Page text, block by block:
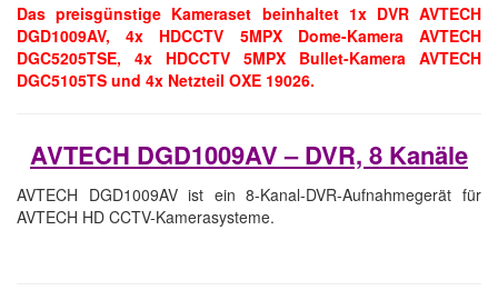
Das preisgünstige Kameraset beinhaltet 1x DVR AVTECH
DGD1009AV, 4x HDCCTV 5MPX Dome-Kamera AVTECH
DGC5205TSE, 4x HDCCTV 5MPX Bullet-Kamera AVTECH
DGC5105TS und 4x Netzteil OXE 19026.
AVTECH DGD1009AV – DVR, 8 Kanäle
AVTECH DGD1009AV ist ein 8-Kanal-DVR-Aufnahmegerät für
AVTECH HD CCTV-Kamerasysteme.